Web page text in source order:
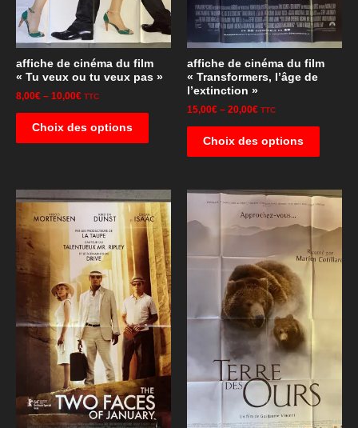
affiche de cinéma du film
« Tu veux ou tu veux pas »
8,00€ – 10,00€ TTC
Choix des options
affiche de cinéma du film
« Transformers, l’âge de
l’extinction »
15,00€ – 20,00€ TTC
Choix des options